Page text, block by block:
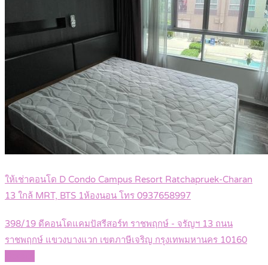
ให้เช่าคอนโด D Condo Campus Resort Ratchapruek-Charan
13 ใกล้ MRT, BTS 1ห้องนอน โทร 0937658997
398/19 ดีคอนโดแคมปัสรีสอร์ท ราชพฤกษ์ - จรัญฯ 13 ถนน
ราชพฤกษ์ แขวงบางแวก เขตภาษีเจริญ กรุงเทพมหานคร 10160